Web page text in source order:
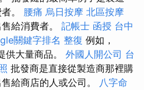
。 腰痛 烏日按摩 北區按摩
給消費者。 記帳士 函授 台中
關鍵字排名 整復 例如，
大量商品。 外國人開公司 台
批發商是直接從製造商那裡購
給商店的人或公司。 八字命